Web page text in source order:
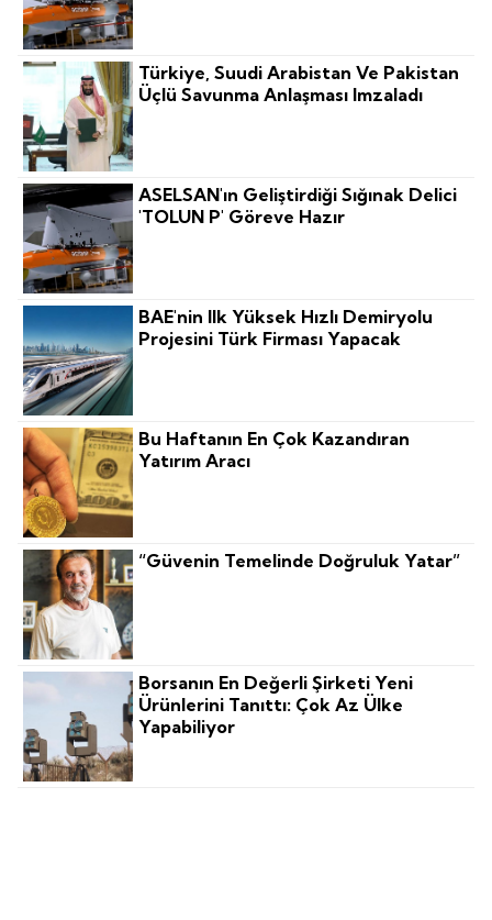
Türkiye, Suudi Arabistan Ve Pakistan
Üçlü Savunma Anlaşması Imzaladı
ASELSAN'ın Geliştirdiği Sığınak Delici
'TOLUN P' Göreve Hazır
BAE'nin Ilk Yüksek Hızlı Demiryolu
Projesini Türk Firması Yapacak
Bu Haftanın En Çok Kazandıran
Yatırım Aracı
“Güvenin Temelinde Doğruluk Yatar”
Borsanın En Değerli Şirketi Yeni
Ürünlerini Tanıttı: Çok Az Ülke
Yapabiliyor